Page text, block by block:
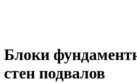
Блоки
стен подвалов